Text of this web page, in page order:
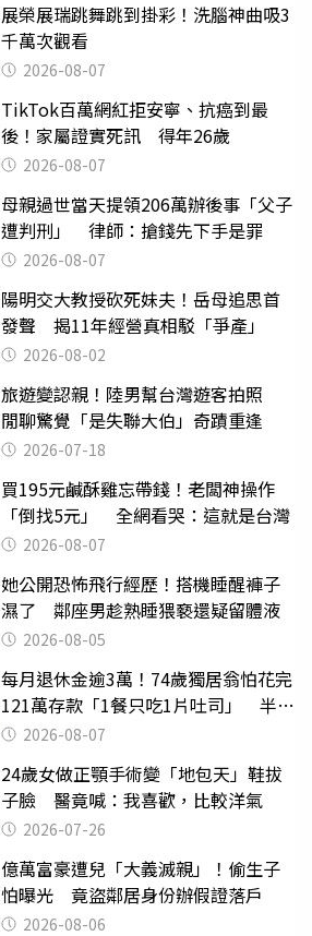
展榮展瑞跳舞跳到掛彩！洗腦神曲吸3
千萬次觀看
2026-08-07
TikTok百萬網紅拒安寧、抗癌到最
後！家屬證實死訊 得年26歲
2026-08-07
母親過世當天提領206萬辦後事「父子
遭判刑」 律師：搶錢先下手是罪
2026-08-07
陽明交大教授砍死妹夫！岳母追思首
發聲 揭11年經營真相駁「爭產」
2026-08-02
旅遊變認親！陸男幫台灣遊客拍照
閒聊驚覺「是失聯大伯」奇蹟重逢
2026-07-18
買195元鹹酥雞忘帶錢！老闆神操作
「倒找5元」 全網看哭：這就是台灣
2026-08-07
她公開恐怖飛行經歷！搭機睡醒褲子
濕了 鄰座男趁熟睡猥褻還疑留體液
2026-08-05
每月退休金逾3萬！74歲獨居翁怕花完
121萬存款「1餐只吃1片吐司」 半年
後暴瘦嚇壞女兒
2026-08-07
24歲女做正顎手術變「地包天」鞋拔
子臉 醫竟喊：我喜歡，比較洋氣
2026-07-26
億萬富豪遭兒「大義滅親」！偷生子
怕曝光 竟盜鄰居身份辦假證落戶
2026-08-06